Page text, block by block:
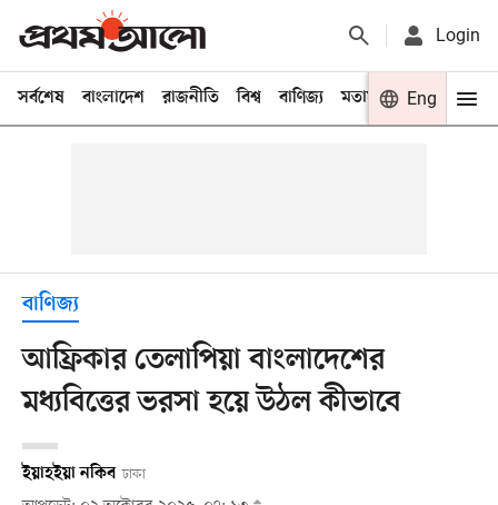
Login
সর্বশেষ বাংলাদেশ রাজনীতি বিশ্ব বাণিজ্য মতামত খেলা
Eng
বাণিজ্য
আফ্রিকার তেলাপিয়া বাংলাদেশের
মধ্যবিত্তের ভরসা হয়ে উঠল কীভাবে
ইয়াহইয়া নকিব ঢাকা